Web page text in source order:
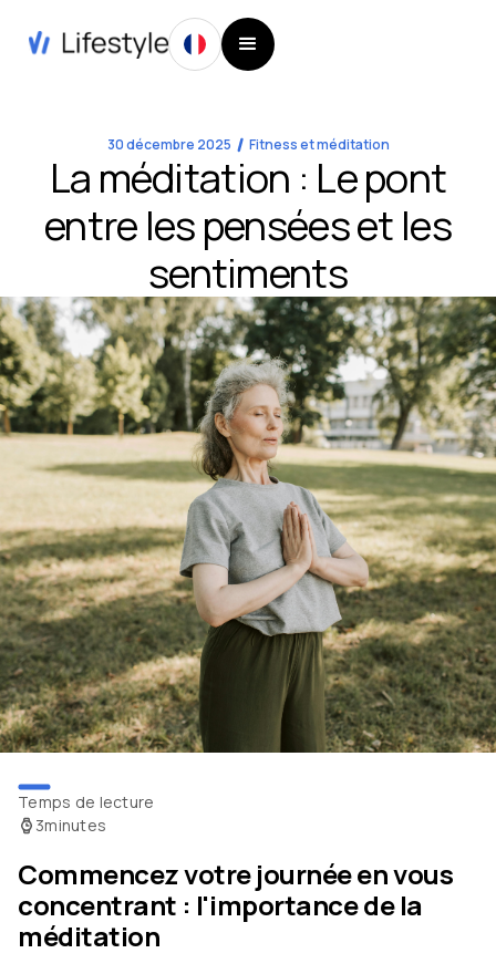
30 décembre 2025 Fitness et méditation
La méditation : Le pont
entre les pensées et les
sentiments
Temps de lecture
3minutes
Commencez votre journée en vous
concentrant : l'importance de la
méditation